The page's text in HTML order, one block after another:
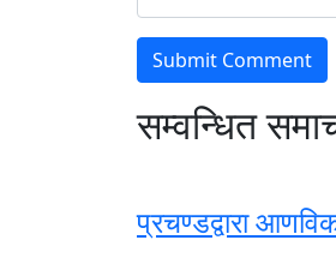
सम्वन्धित
प्रचण्डद्वारा